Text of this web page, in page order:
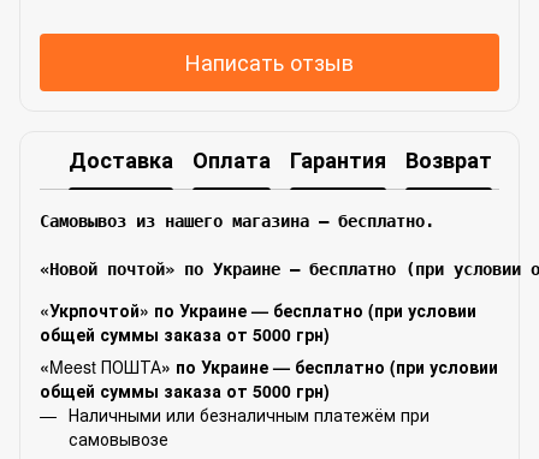
Написать отзыв
Доставка Оплата Гарантия Возврат
Самовывоз из нашего магазина – бесплатно.
«Новой почтой» по Украине — бесплатно (при условии
«Укрпочтой» по Украине — бесплатно (при условии
общей суммы заказа от 5000 грн)
«Meest ПОШТА» по Украине — бесплатно (при условии
общей суммы заказа от 5000 грн)
Наличными или безналичным платежём при
самовывозе